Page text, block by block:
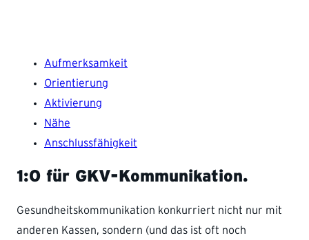
Aufmerksamkeit
Orientierung
Aktivierung
Nähe
Anschlussfähigkeit
1:0 für GKV-Kommunikation.
Gesundheitskommunikation konkurriert nicht nur mit
anderen Kassen, sondern (und das ist oft noch